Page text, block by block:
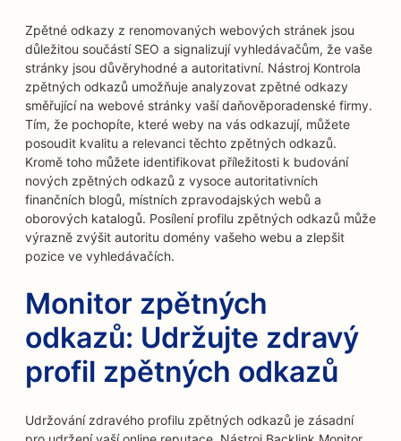
Zpětné odkazy z renomovaných webových stránek jsou
důležitou součástí SEO a signalizují vyhledávačům, že vaše
stránky jsou důvěryhodné a autoritativní. Nástroj Kontrola
zpětných odkazů umožňuje analyzovat zpětné odkazy
směřující na webové stránky vaší daňověporadenské firmy.
Tím, že pochopíte, které weby na vás odkazují, můžete
posoudit kvalitu a relevanci těchto zpětných odkazů.
Kromě toho můžete identifikovat příležitosti k budování
nových zpětných odkazů z vysoce autoritativních
finančních blogů, místních zpravodajských webů a
oborových katalogů. Posílení profilu zpětných odkazů může
výrazně zvýšit autoritu domény vašeho webu a zlepšit
pozice ve vyhledávačích.
Monitor zpětných
odkazů: Udržujte zdravý
profil zpětných odkazů
Udržování zdravého profilu zpětných odkazů je zásadní